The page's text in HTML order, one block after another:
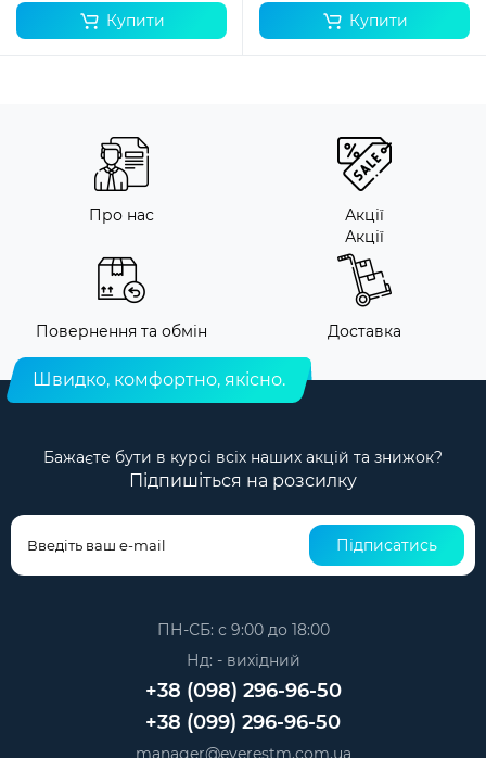
Купити Купити
Про нас
Акції
Акції
Повернення та обмін Доставка
Швидко, комфортно, якісно.
Бажаєте бути в курсі всіх наших акцій та знижок?
Підпишіться на розсилку
Підписатись
ПН-СБ: с 9:00 до 18:00
Нд: - вихідний
+38 (098) 296-96-50
+38 (099) 296-96-50
manager@everestm.com.ua